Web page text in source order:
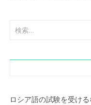
ロシア語の試験を受け